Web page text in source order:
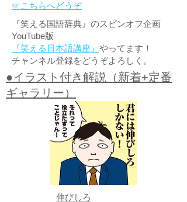
☞こちらへどうぞ
『笑える国語辞典』のスピンオフ企画
YouTube版
『笑える日本語講座』 やってます！
チャンネル登録をどうぞよろしく。
●イラスト付き解説（新着+定番
ギャラリー）
伸びしろ